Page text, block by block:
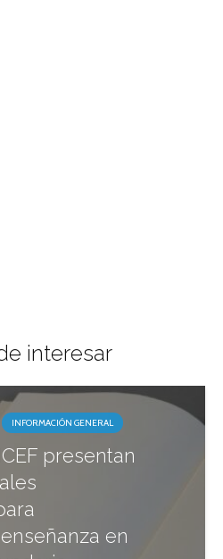
interesar
INFORMACIÓN GENERAL
presentan
en